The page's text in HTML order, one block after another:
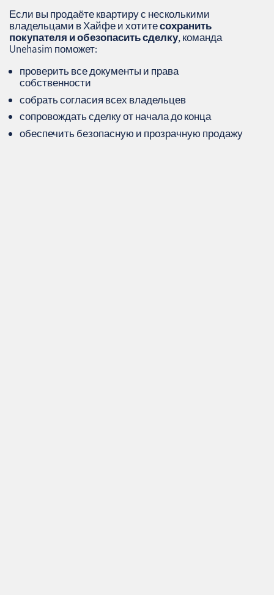
Если вы продаёте квартиру с несколькими
владельцами в Хайфе и хотитесохранить
покупателя и обезопасить сделку, команда
Unehasim поможет:
проверить все документы и права
собственности
собрать согласия всех владельцев
сопровождать сделку от начала до конца
обеспечить безопасную и прозрачную продажу